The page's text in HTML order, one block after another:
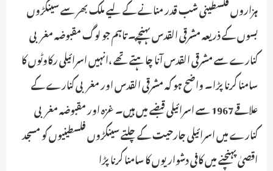
ہزاروں فلسطینی شب قدر منانے کے لیے ملک بھر سے سینکڑوں
بسوں کے ذریعہ مشرقی القدس پہنچے۔ تاہم جو لوگ مقبوضہ مغربی
کنارے سے مشرقی القدس آنا چاہتے تھے ،انہیں اسرائیلی رکاوٹوں کا
سامنا کرنا پڑا۔ واضح ہو کہ مشرقی القدس اور مغربی کنارے کے
علاقے 1967 سے اسرائیلی قبضے میں ہیں۔غزہ اور مقبوضہ مغربی
کنارے میں اسرائیلی جارحیت کے چلتے سینکڑوں فلسطینیوں کو مسجد
اقصیٰ پہنچنے میں کافی دشواریوں کا سامنا کرنا پڑا